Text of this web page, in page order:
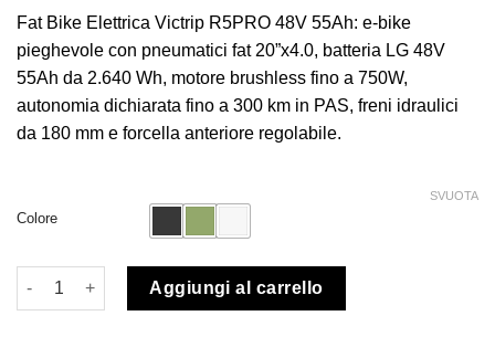
Fat Bike Elettrica Victrip R5PRO 48V 55Ah: e-bike
pieghevole con pneumatici fat 20”x4.0, batteria LG 48V
55Ah da 2.640 Wh, motore brushless fino a 750W,
autonomia dichiarata fino a 300 km in PAS, freni idraulici
da 180 mm e forcella anteriore regolabile.
Colore
SVUOTA
Aggiungi al carrello